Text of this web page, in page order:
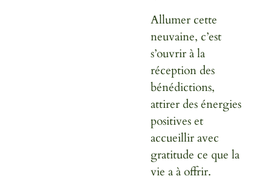
Allumer cette
neuvaine, c’est
s’ouvrir à la
réception des
bénédictions,
attirer des énergies
positives et
accueillir avec
gratitude ce que la
vie a à offrir.